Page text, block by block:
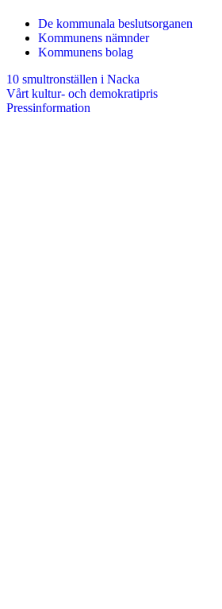
De kommunala beslutsorganen
Kommunens nämnder
Kommunens bolag
10 smultronställen i Nacka
Vårt kultur- och demokratipris
Pressinformation